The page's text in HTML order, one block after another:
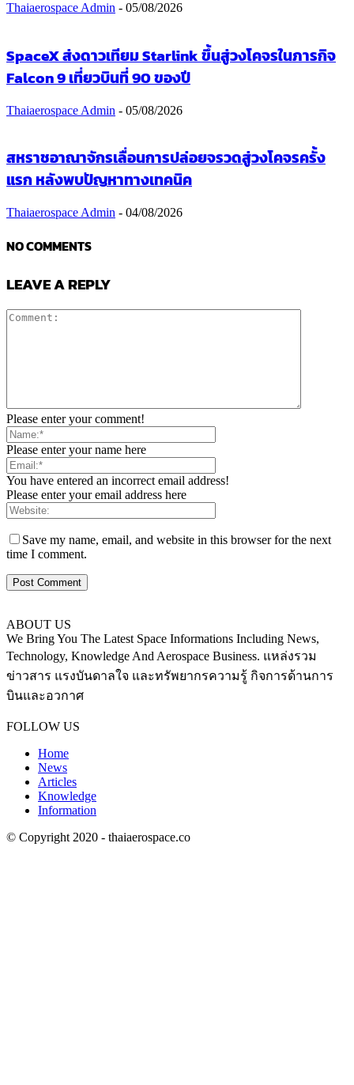
Thaiaerospace Admin - 05/08/2026
SpaceX ส่งดาวเทียม Starlink ขึ้นสู่วงโคจรในภารกิจ
Falcon 9 เที่ยวบินที่ 90 ของปี
Thaiaerospace Admin - 05/08/2026
สหราชอาณาจักรเลื่อนการปล่อยจรวดสู่วงโคจรครั้ง
แรก หลังพบปัญหาทางเทคนิค
Thaiaerospace Admin - 04/08/2026
NO COMMENTS
LEAVE A REPLY
Please enter your comment!
Please enter your name here
You have entered an incorrect email address!
Please enter your email address here
Save my name, email, and website in this browser for the next
time I comment.
ABOUT US
We Bring You The Latest Space Informations Including News,
Technology, Knowledge And Aerospace Business. แหล่งรวม
ข่าวสาร แรงบันดาลใจ และทรัพยากรความรู้ กิจการด้านการ
บินและอวกาศ
FOLLOW US
Home
News
Articles
Knowledge
Information
© Copyright 2020 - thaiaerospace.co